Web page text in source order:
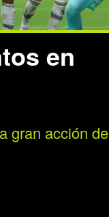
en
gran acción de